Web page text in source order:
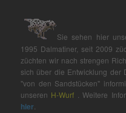
Sie sehen hier
1995 Dalmatiner, seit 2009
züchten wir nach strengen
sich über die Entwicklung der
"von den Sandstücken"
unseren H-Wurf . Weitere
hier